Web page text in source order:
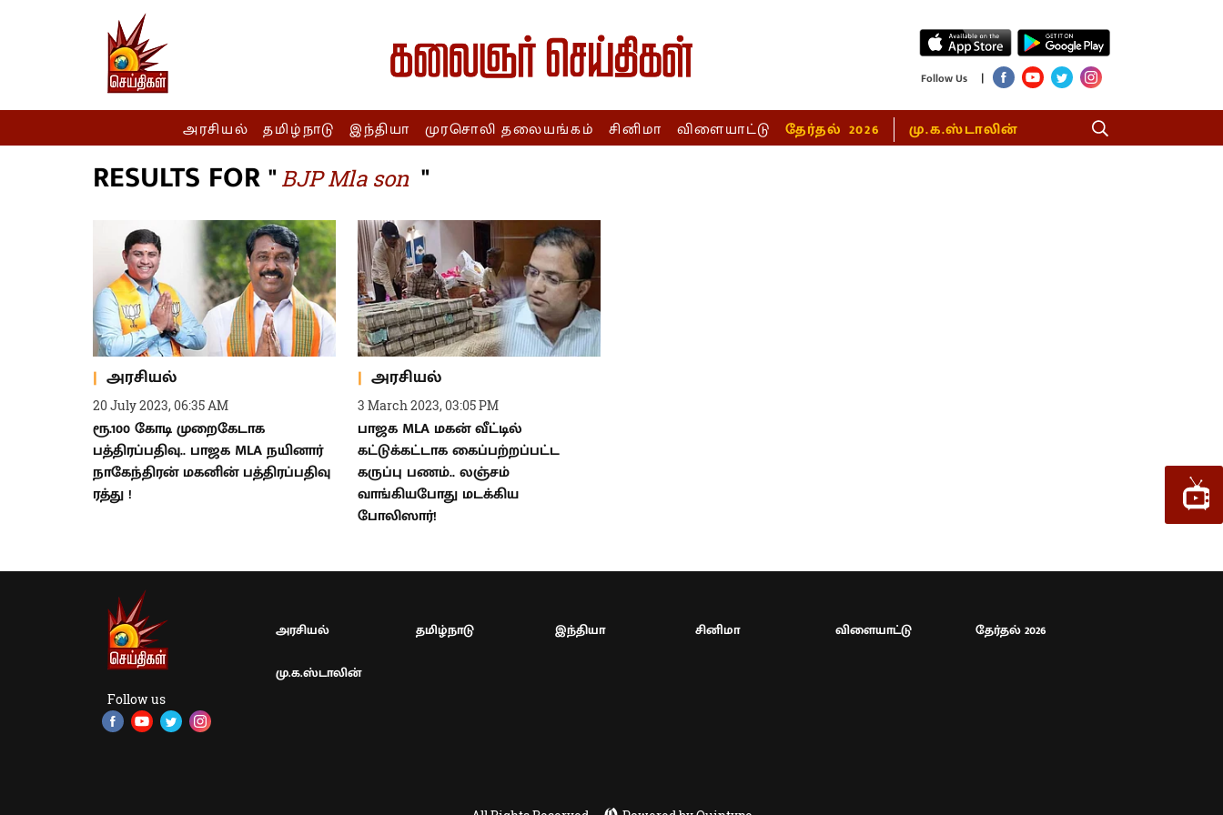
Follow Us |
அரசியல் தமிழ்நாடு இந்தியா முரசொலி தலையங்கம் சினிமா விளையாட்டு தேர்தல் 2026 மு.க.ஸ்டாலின்
RESULTS FOR "BJP Mla son "
அரசியல்
20 July 2023, 06:35 AM
ரூ.100 கோடி முறைகேடாக
பத்திரப்பதிவு.. பாஜக MLA நயினார்
நாகேந்திரன் மகனின் பத்திரப்பதிவு
ரத்து !
அரசியல்
3 March 2023, 03:05 PM
பாஜக MLA மகன் வீட்டில்
கட்டுக்கட்டாக கைப்பற்றப்பட்ட
கருப்பு பணம்.. லஞ்சம்
வாங்கியபோது மடக்கிய
போலிஸார்!
Follow us
அரசியல் தமிழ்நாடு இந்தியா சினிமா விளையாட்டு தேர்தல் 2026
மு.க.ஸ்டாலின்